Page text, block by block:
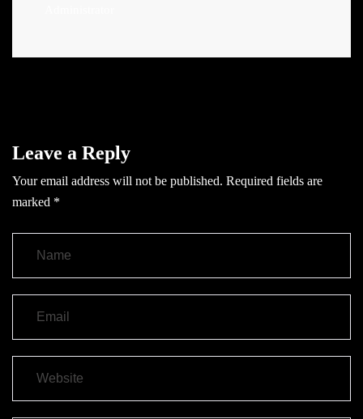
Leave a Reply
Your email address will not be published. Required fields are
marked *